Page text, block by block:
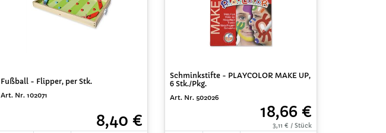
Fußball - Flipper, per Stk.
Art. Nr. 102071
8,40 €
Schminkstifte - PLAYCOLOR MAKE UP,
6 Stk./Pkg.
Art. Nr. 502026
18,66 €
3,11 € / Stück